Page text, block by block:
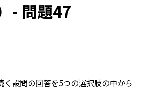
- 問題47
く設問の回答を5つの選択肢の中から